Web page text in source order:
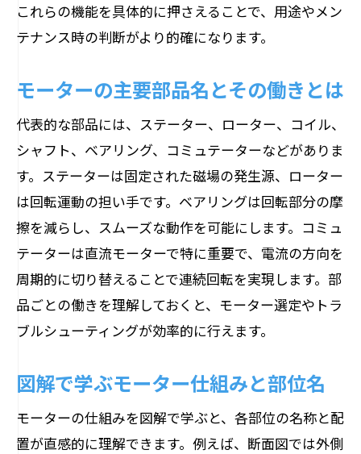
これらの機能を具体的に押さえることで、用途やメン
テナンス時の判断がより的確になります。
モーターの主要部品名とその働きとは
代表的な部品には、ステーター、ローター、コイル、
シャフト、ベアリング、コミュテーターなどがありま
す。ステーターは固定された磁場の発生源、ローター
は回転運動の担い手です。ベアリングは回転部分の摩
擦を減らし、スムーズな動作を可能にします。コミュ
テーターは直流モーターで特に重要で、電流の方向を
周期的に切り替えることで連続回転を実現します。部
品ごとの働きを理解しておくと、モーター選定やトラ
ブルシューティングが効率的に行えます。
図解で学ぶモーター仕組みと部位名
モーターの仕組みを図解で学ぶと、各部位の名称と配
置が直感的に理解できます。例えば、断面図では外側